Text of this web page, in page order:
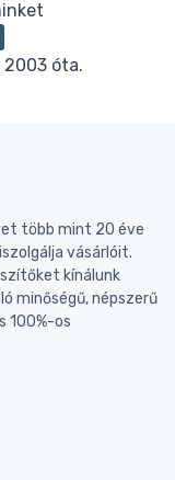
2003 óta.
több mint 20 éve
vásárlóit.
kínálunk
minőségű, népszerű
100%-os